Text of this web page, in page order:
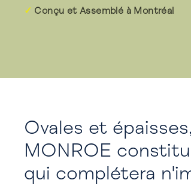
Conçu et Assemblé à Montréal
Ovales et
MONROE
qui complétera